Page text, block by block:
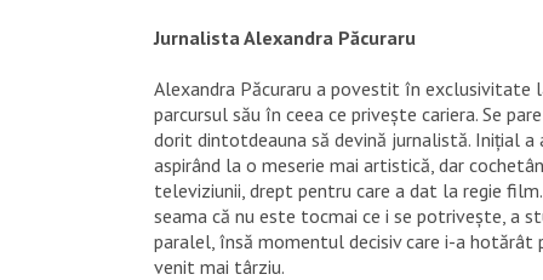
Jurnalista Alexandra Păcuraru
Alexandra Păcuraru a povestit în exclusivitate
parcursul său în ceea ce privește cariera. Se
dorit dintotdeauna să devină jurnalistă. Inițial
aspirând la o meserie mai artistică, dar
televiziunii, drept pentru care a dat la regie
seama că nu este tocmai ce i se potrivește, a
paralel, însă momentul decisiv care i-a hotărât
venit mai târziu.